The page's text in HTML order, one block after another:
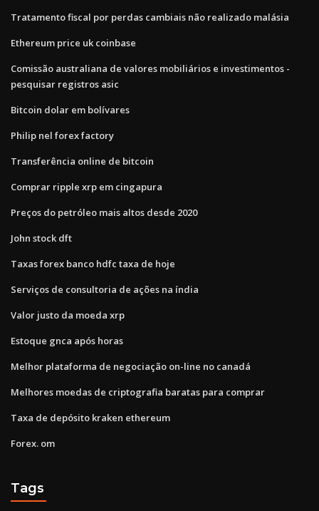
Tratamento fiscal por perdas cambiais não realizado malásia
Ethereum price uk coinbase
Comissão australiana de valores mobiliários e investimentos -
pesquisar registros asic
Bitcoin dolar em bolívares
Philip nel forex factory
Transferência online de bitcoin
Comprar ripple xrp em cingapura
Preços do petróleo mais altos desde 2020
John stock dft
Taxas forex banco hdfc taxa de hoje
Serviços de consultoria de ações na índia
Valor justo da moeda xrp
Estoque gnca após horas
Melhor plataforma de negociação on-line no canadá
Melhores moedas de criptografia baratas para comprar
Taxa de depósito kraken ethereum
Forex. om
Tags